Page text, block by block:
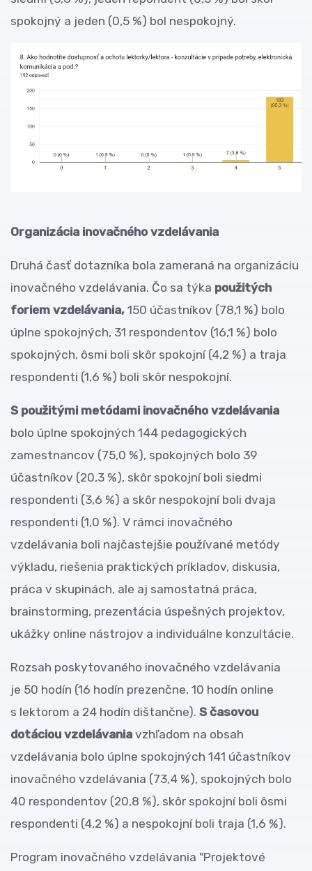
spokojný a jeden (0,5 %) bol nespokojný.
Organizácia inovačného vzdelávania
Druhá časť dotazníka bola zameraná na organizáciu
inovačného vzdelávania. Čo sa týka použitých
foriem vzdelávania, 150 účastníkov (78,1 %) bolo
úplne spokojných, 31 respondentov (16,1 %) bolo
spokojných, ôsmi boli skôr spokojní (4,2 %) a traja
respondenti (1,6 %) boli skôr nespokojní.
S použitými metódami inovačného vzdelávania
bolo úplne spokojných 144 pedagogických
zamestnancov (75,0 %), spokojných bolo 39
účastníkov (20,3 %), skôr spokojní boli siedmi
respondenti (3,6 %) a skôr nespokojní boli dvaja
respondenti (1,0 %). V rámci inovačného
vzdelávania boli najčastejšie používané metódy
výkladu, riešenia praktických príkladov, diskusia,
práca v skupinách, ale aj samostatná práca,
brainstorming, prezentácia úspešných projektov,
ukážky online nástrojov a individuálne konzultácie.
Rozsah poskytovaného inovačného vzdelávania
je 50 hodín (16 hodín prezenčne, 10 hodín online
s lektorom a 24 hodín dištančne). S časovou
dotáciou vzdelávania vzhľadom na obsah
vzdelávania bolo úplne spokojných 141 účastníkov
inovačného vzdelávania (73,4 %), spokojných bolo
40 respondentov (20,8 %), skôr spokojní boli ôsmi
respondenti (4,2 %) a nespokojní boli traja (1,6 %).
Program inovačného vzdelávania "Projektové